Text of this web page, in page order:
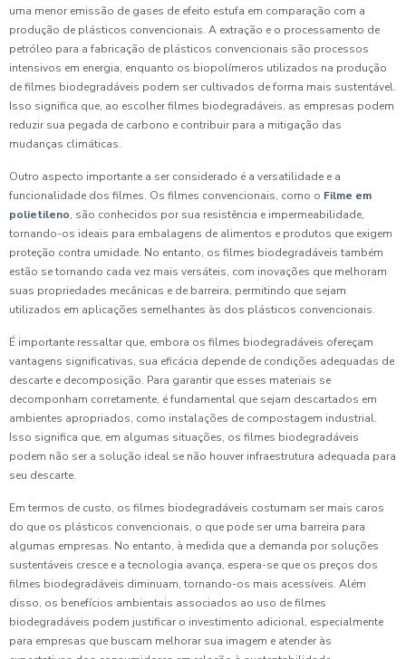
uma menor emissão de gases de efeito estufa em comparação com a
produção de plásticos convencionais. A extração e o processamento de
petróleo para a fabricação de plásticos convencionais são processos
intensivos em energia, enquanto os biopolímeros utilizados na produção
de filmes biodegradáveis podem ser cultivados de forma mais sustentável.
Isso significa que, ao escolher filmes biodegradáveis, as empresas podem
reduzir sua pegada de carbono e contribuir para a mitigação das
mudanças climáticas.
Outro aspecto importante a ser considerado é a versatilidade e a
funcionalidade dos filmes. Os filmes convencionais, como o Filme em
polietileno, são conhecidos por sua resistência e impermeabilidade,
tornando-os ideais para embalagens de alimentos e produtos que exigem
proteção contra umidade. No entanto, os filmes biodegradáveis também
estão se tornando cada vez mais versáteis, com inovações que melhoram
suas propriedades mecânicas e de barreira, permitindo que sejam
utilizados em aplicações semelhantes às dos plásticos convencionais.
É importante ressaltar que, embora os filmes biodegradáveis ofereçam
vantagens significativas, sua eficácia depende de condições adequadas de
descarte e decomposição. Para garantir que esses materiais se
decomponham corretamente, é fundamental que sejam descartados em
ambientes apropriados, como instalações de compostagem industrial.
Isso significa que, em algumas situações, os filmes biodegradáveis
podem não ser a solução ideal se não houver infraestrutura adequada para
seu descarte.
Em termos de custo, os filmes biodegradáveis costumam ser mais caros
do que os plásticos convencionais, o que pode ser uma barreira para
algumas empresas. No entanto, à medida que a demanda por soluções
sustentáveis cresce e a tecnologia avança, espera-se que os preços dos
filmes biodegradáveis diminuam, tornando-os mais acessíveis. Além
disso, os benefícios ambientais associados ao uso de filmes
biodegradáveis podem justificar o investimento adicional, especialmente
para empresas que buscam melhorar sua imagem e atender às